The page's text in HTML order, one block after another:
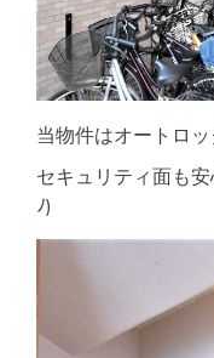
当物件はオートロ
セキュリティ面も
ﾉ)